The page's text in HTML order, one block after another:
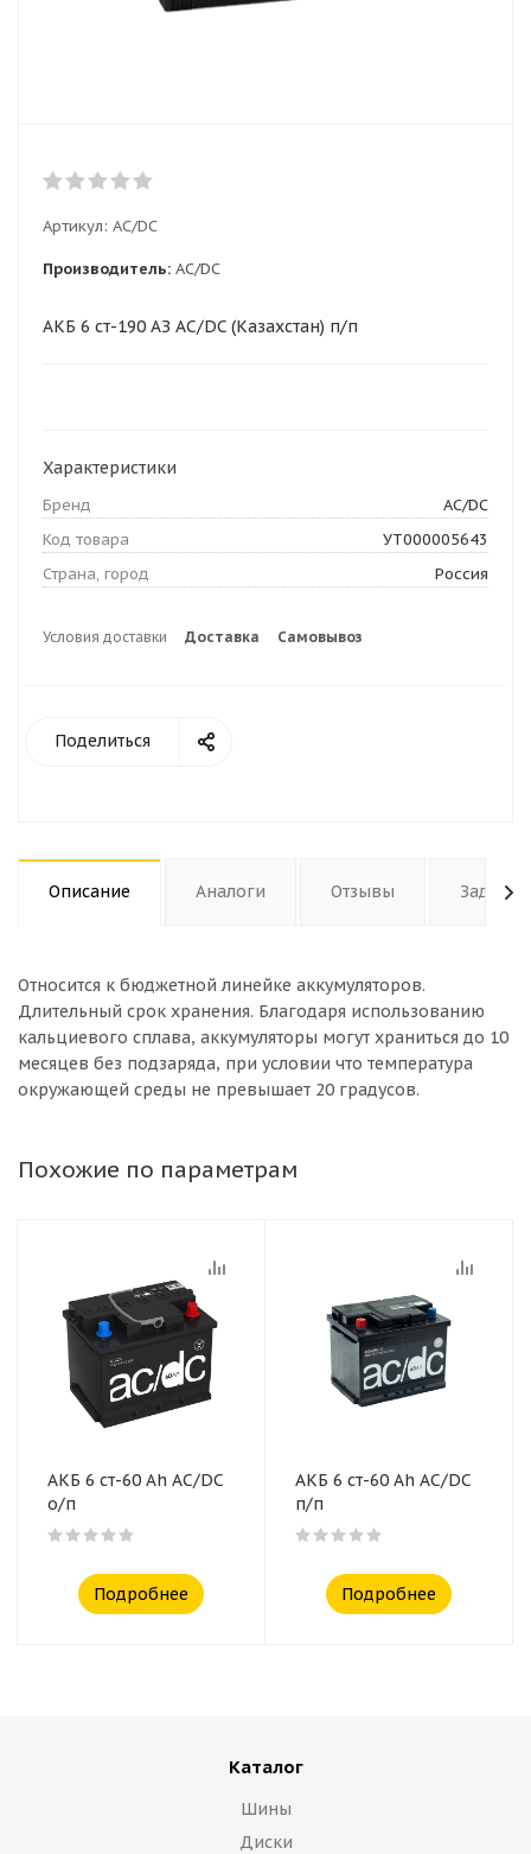
Артикул: AC/DC
Производитель: AC/DC
АКБ 6 ст-190 АЗ AC/DC (Казахстан) п/п
Характеристики
Бренд
AC/DC
Код товара
УТ000005643
Страна, город
Россия
Условия доставки Доставка Самовывоз
Поделиться
Описание Аналоги Отзывы Задать
Относится к бюджетной линейке аккумуляторов.
Длительный срок хранения. Благодаря использованию
кальциевого сплава, аккумуляторы могут храниться до 10
месяцев без подзаряда, при условии что температура
окружающей среды не превышает 20 градусов.
Похожие по параметрам
АКБ 6 ст-60 Ah AC/DC
о/п
Подробнее
АКБ 6 ст-60 Ah AC/DC
п/п
Подробнее
Каталог
Шины
Диски